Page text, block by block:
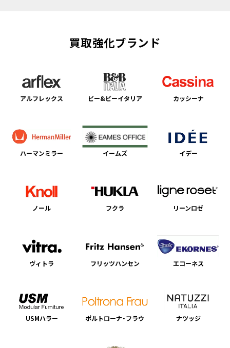
買取強化ブランド
アルフレックス ビー&ビーイタリア カッシーナ
ハーマンミラー イームズ イデー
ノール フクラ リーンロゼ
ヴィトラ フリッツハンセン エコーネス
USMハラー ポルトローナ・フラウ ナツッジ